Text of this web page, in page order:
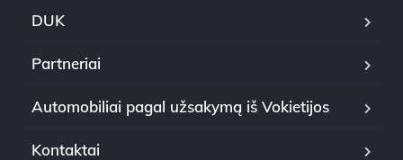
DUK
Partneriai
Automobiliai pagal užsakymą iš Vokietijos
Kontaktai